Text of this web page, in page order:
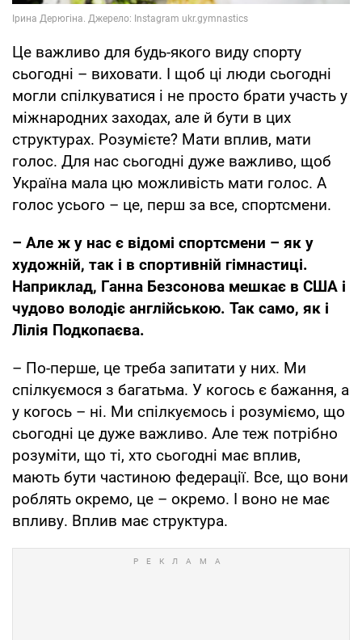
Це важливо для будь-якого виду спорту
сьогодні – виховати. І щоб ці люди сьогодні
могли спілкуватися і не просто брати участь у
міжнародних заходах, але й бути в цих
структурах. Розумієте? Мати вплив, мати
голос. Для нас сьогодні дуже важливо, щоб
Україна мала цю можливість мати голос. А
голос усього – це, перш за все, спортсмени.
– Але ж у нас є відомі спортсмени – як у
художній, так і в спортивній гімнастиці.
Наприклад, Ганна Безсонова мешкає в США і
чудово володіє англійською. Так само, як і
Лілія Подкопаєва.
– По-перше, це треба запитати у них. Ми
спілкуємося з багатьма. У когось є бажання, а
у когось – ні. Ми спілкуємось і розуміємо, що
сьогодні це дуже важливо. Але теж потрібно
розуміти, що ті, хто сьогодні має вплив,
мають бути частиною федерації. Все, що вони
роблять окремо, це – окремо. І воно не має
впливу. Вплив має структура.